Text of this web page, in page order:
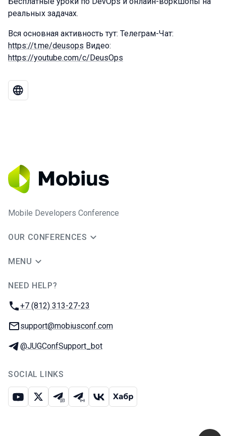
реальных задачах.
Вся основная активность тут: Телеграм-Чат:
https://t.me/deusops Видео:
https://youtube.com/c/DeusOps
Mobile Developers Conference
OUR CONFERENCES
MENU
NEED HELP?
Phone:
+7 (812) 313-27-23
Email:
support@mobiusconf.com
Telegram:
@JUGConfSupport_bot
SOCIAL LINKS
Youtube
X Telegram chat
Telegram channel
VK Habr